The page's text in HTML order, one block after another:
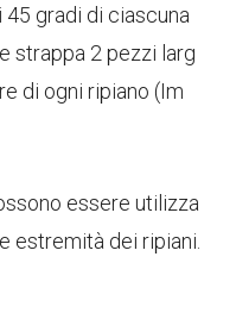
gradi di ciascuna
strappa 2 pezzi larg
di ogni ripiano (Im
essere utilizza
estremità dei ripiani.